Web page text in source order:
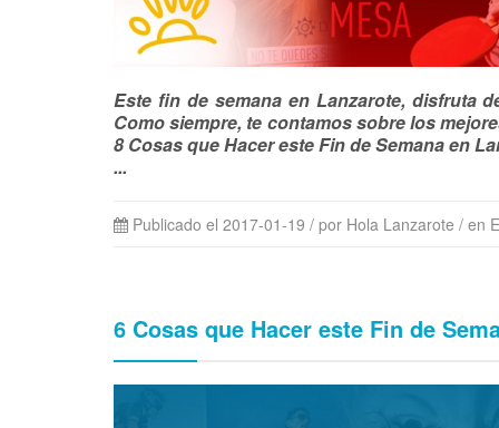
Este fin de semana en Lanzarote, disfruta
Como siempre, te contamos sobre los
8 Cosas que Hacer este Fin de Semana en
...
Publicado el 2017-01-19 / por Hola Lanzarote / en
6 Cosas que Hacer este Fin de